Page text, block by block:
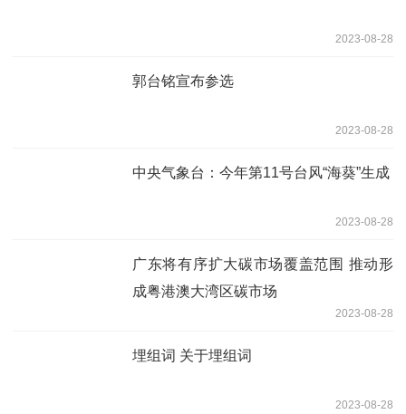
2023-08-28
郭台铭宣布参选
2023-08-28
中央气象台：今年第11号台风“海葵”生成
2023-08-28
广东将有序扩大碳市场覆盖范围 推动形
成粤港澳大湾区碳市场
2023-08-28
埋组词 关于埋组词
2023-08-28